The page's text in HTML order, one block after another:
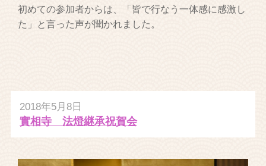
初めての参加者からは、「皆で行なう一体感に感激し
た」と言った声が聞かれました。
2018年5月8日
實相寺 法燈継承祝賀会